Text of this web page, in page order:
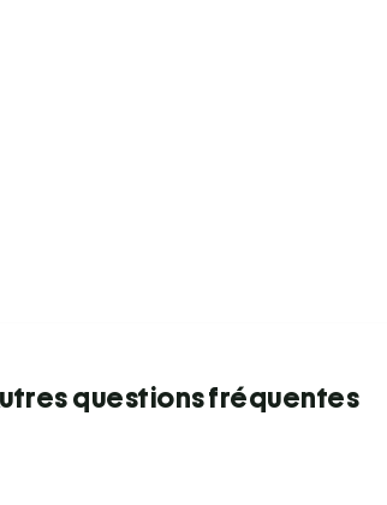
questions fréquentes